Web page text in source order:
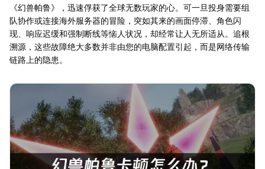
《幻兽帕鲁》，迅速俘获了全球无数玩家的心。可一旦投身需要组
队协作或连接海外服务器的冒险，突如其来的画面停滞、角色闪
现、响应迟缓和强制断线等恼人状况，却经常让人无所适从。追根
溯源，这些故障绝大多数并非由您的电脑配置引起，而是网络传输
链路上的隐患。